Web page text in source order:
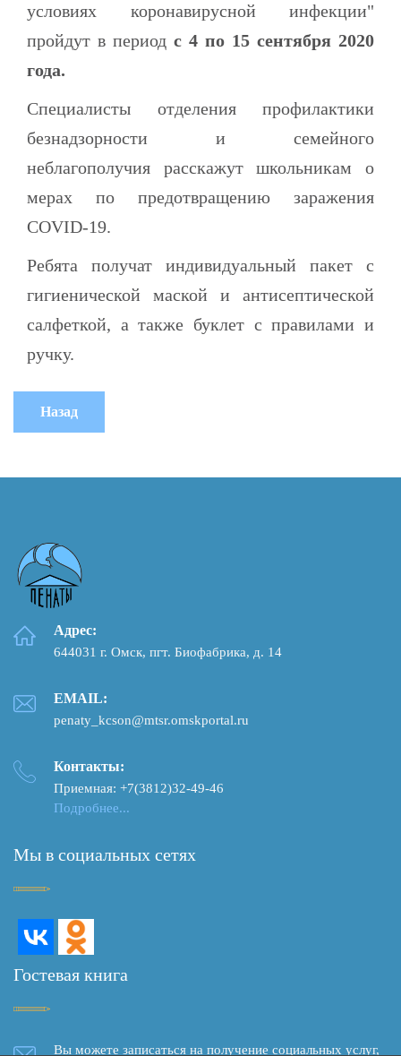
условиях коронавирусной инфекции"
пройдут в период с 4 по 15 сентября 2020
года.
Специалисты отделения профилактики
безнадзорности и семейного
неблагополучия расскажут школьникам о
мерах по предотвращению заражения
COVID-19.
Ребята получат индивидуальный пакет с
гигиенической маской и антисептической
салфеткой, а также буклет с правилами и
ручку.
Адрес:
644031 г. Омск, пгт. Биофабрика, д. 14
EMAIL:
penaty_kcson@mtsr.omskportal.ru
Контакты:
Приемная: +7(3812)32-49-46
Подробнее...
Мы в социальных сетях
Гостевая книга
Вы можете записаться на получение социальных услуг,